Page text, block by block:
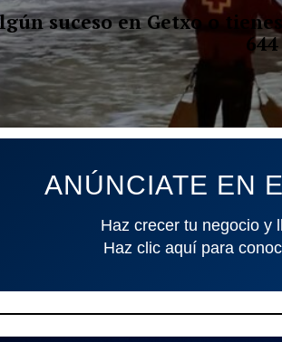
suceso en Getxo o
ANÚNCIATE EN
Haz crecer tu negocio y
Haz clic aquí para